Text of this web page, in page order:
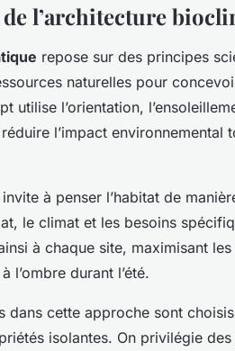
l’architecture
repose sur des principes
naturelles pour
utilise l’orientation,
l’impact
invite à penser l’habitat de
le climat et les besoins
à chaque site, maximisant
l’ombre durant l’été.
dans cette approche sont
isolantes. On privilégie